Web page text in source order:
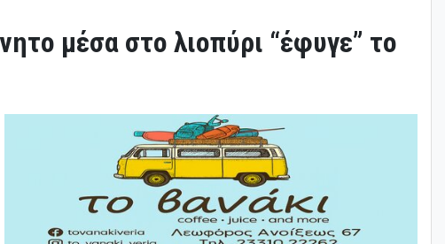
μέσα στο λιοπύρι “έφυγε” το